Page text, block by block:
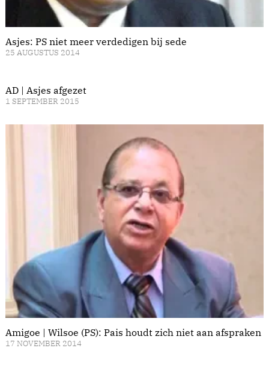
Asjes: PS niet meer verdedigen bij sede
25 AUGUSTUS 2014
AD | Asjes afgezet
1 SEPTEMBER 2015
Amigoe | Wilsoe (PS): Pais houdt zich niet aan afspraken
17 NOVEMBER 2014